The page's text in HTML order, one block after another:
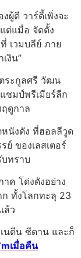
ผู้ดี วาร์ดี้เพิ่งจะ
ต่แมื่อ จัดตั้ง
เวมบลีย์ ภาย
งิน”
ระกูลศรี วัฒน
ชมป์พรีเมียร์ลีก
ดูกาล
หนังดัง ที่ฮอลลีวูด
ย์ ของเลสเตอร์
ทราบ
ค โด่งดังอย่าง
ก ทั้งโลกทะลุ 23
ล้ว
นดีน ซีดาน และก็
เมื่อคืน